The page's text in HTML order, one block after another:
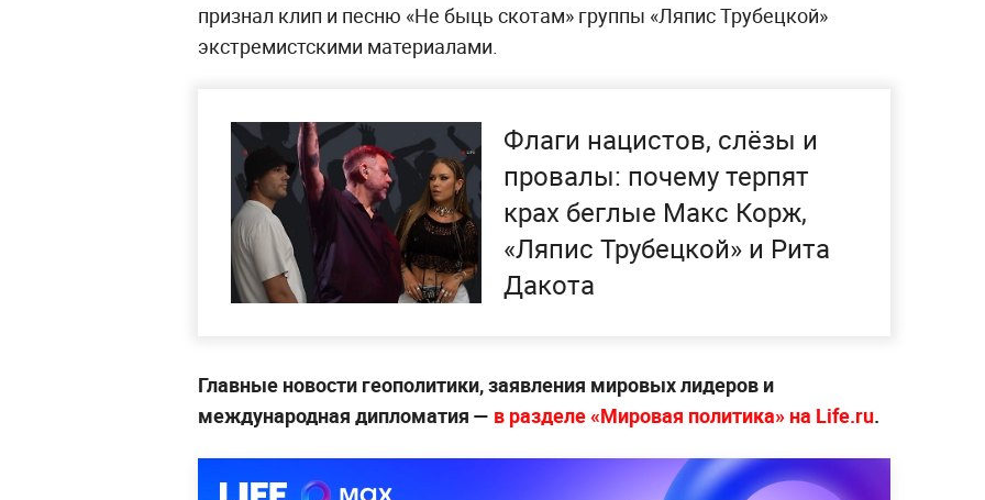
признал клип и песню «Не быць скотам» группы «Ляпис Трубецкой»
экстремистскими материалами.
Флаги нацистов, слёзы и
провалы: почему терпят
крах беглые Макс Корж,
«Ляпис Трубецкой» и Рита
Дакота
Главные новости геополитики, заявления мировых лидеров и
международная дипломатия — в разделе «Мировая политика» на Life.ru.